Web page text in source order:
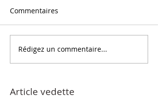
Commentaires
Rédigez un commentaire...
Article vedette